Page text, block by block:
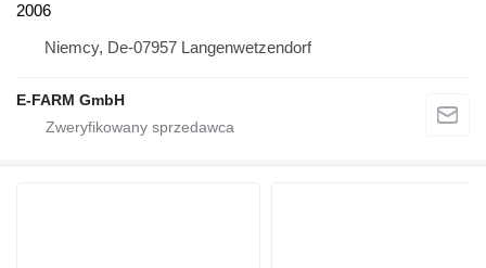
2006
Niemcy, De-07957 Langenwetzendorf
E-FARM GmbH